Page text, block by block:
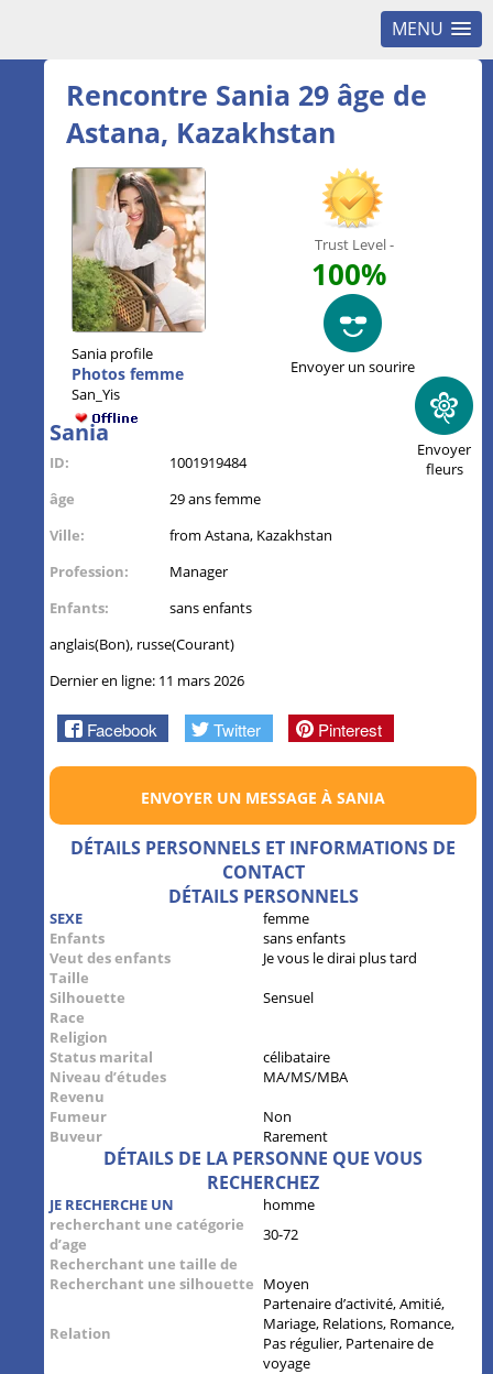
MENU
Rencontre Sania 29 âge de
Astana, Kazakhstan
Sania profile
Photos femme
San_Yis
Sania
ID:
1001919484
âge
29 ans femme
Ville:
from Astana, Kazakhstan
Profession:
Manager
Enfants:
sans enfants
anglais(Bon), russe(Courant)
Dernier en ligne: 11 mars 2026
Facebook Twitter Pinterest
Trust Level -
100%
Envoyer un sourire
Envoyer
fleurs
ENVOYER UN MESSAGE À SANIA
DÉTAILS PERSONNELS ET INFORMATIONS DE
CONTACT
DÉTAILS PERSONNELS
SEXE
femme
Enfants
sans enfants
Veut des enfants
Je vous le dirai plus tard
Taille
Silhouette
Sensuel
Race
Religion
Status marital
célibataire
Niveau d’études
MA/MS/MBA
Revenu
Fumeur
Non
Buveur
Rarement
DÉTAILS DE LA PERSONNE QUE VOUS
RECHERCHEZ
JE RECHERCHE UN
homme
recherchant une catégorie
d’age
30-72
Recherchant une taille de
Recherchant une silhouette Moyen
Relation
Partenaire d’activité, Amitié,
Mariage, Relations, Romance,
Pas régulier, Partenaire de
voyage